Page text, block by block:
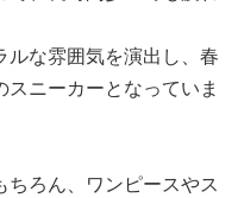
ルな雰囲気を演出し、春
ニーカーとなっていま
ろん、ワンピースやス